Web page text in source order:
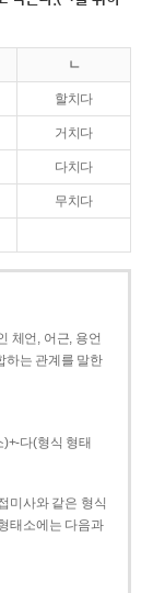
ㄴ
할치다
거치다
다치다
무치다
체언, 어근, 용언
하는 관계를 말한
다(형식 형태
미사와 같은 형식
태소에는 다음과